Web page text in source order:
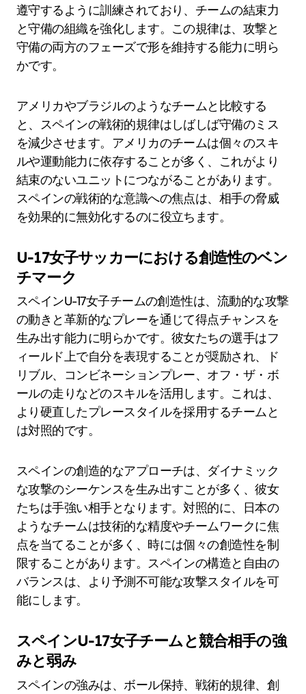
遵守するように訓練されており、チームの結束力
と守備の組織を強化します。この規律は、攻撃と
守備の両方のフェーズで形を維持する能力に明ら
かです。
アメリカやブラジルのようなチームと比較する
と、スペインの戦術的規律はしばしば守備のミス
を減少させます。アメリカのチームは個々のスキ
ルや運動能力に依存することが多く、これがより
結束のないユニットにつながることがあります。
スペインの戦術的な意識への焦点は、相手の脅威
を効果的に無効化するのに役立ちます。
U-17女子サッカーにおける創造性のベン
チマーク
スペインU-17女子チームの創造性は、流動的な攻撃
の動きと革新的なプレーを通じて得点チャンスを
生み出す能力に明らかです。彼女たちの選手はフ
ィールド上で自分を表現することが奨励され、ド
リブル、コンビネーションプレー、オフ・ザ・ボ
ールの走りなどのスキルを活用します。これは、
より硬直したプレースタイルを採用するチームと
は対照的です。
スペインの創造的なアプローチは、ダイナミック
な攻撃のシーケンスを生み出すことが多く、彼女
たちは手強い相手となります。対照的に、日本の
ようなチームは技術的な精度やチームワークに焦
点を当てることが多く、時には個々の創造性を制
限することがあります。スペインの構造と自由の
バランスは、より予測不可能な攻撃スタイルを可
能にします。
スペインU-17女子チームと競合相手の強
みと弱み
スペインの強みは、ボール保持、戦術的規律、創